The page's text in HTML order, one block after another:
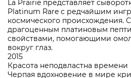
La Prairie представляет
Platinum Rare с редчайшим
космического происхождения.
драгоценным платиновым
свойствами, помогающими
вокруг глаз.
2015
Красота неподвластна времени
Черпая вдохновение в мире